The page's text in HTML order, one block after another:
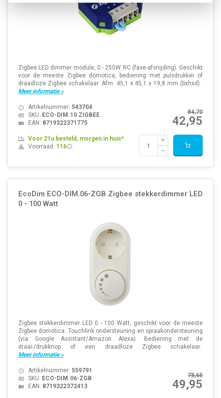
Zigbee LED dimmer module, 0 - 250W RC (fase-afsnijding). Geschikt
voor de meeste Zigbee domotica, bediening met pulsdrukker of
draadloze Zigbee schakelaar. Afm. 45,1 x 45,1 x 19,8 mm (bxhxd).
Meer informatie »
84,70
42,95
Artikelnummer: 543704
SKU: ECO-DIM.10 ZIGBEE
EAN: 8719322371775
Voor 21u besteld, morgen in huis*
Voorraad: 116
EcoDim ECO-DIM.06-ZGB Zigbee stekkerdimmer LED
0 - 100 Watt
Zigbee stekkerdimmer LED 0 - 100 Watt, geschikt voor de meeste
Zigbee domotica. Touchlink ondersteuning en spraakondersteuning
(via Google Assistant/Amazon Alexa). Bediening met de
draai-/drukknop of een draadloze Zigbee schakelaar.
Meer informatie »
78,65
49,95
Artikelnummer: 559791
SKU: ECO-DIM.06-ZGB
EAN: 8719322372413